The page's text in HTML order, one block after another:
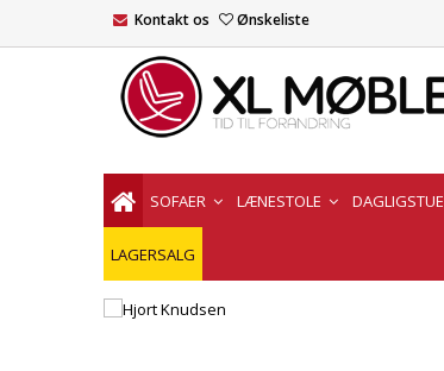
Kontakt os Ønskeliste
SOFAER LÆNESTOLE DAGLIGSTUE
LAGERSALG